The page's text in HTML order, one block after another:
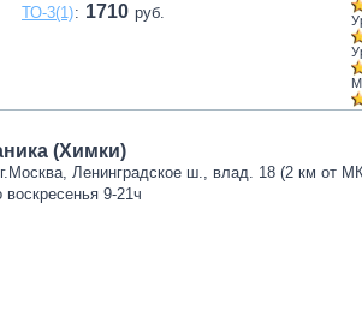
ТО-3(1): 1710 руб.
(Химки)
Ленинградское ш., влад. 18 (2 км от
9-21ч